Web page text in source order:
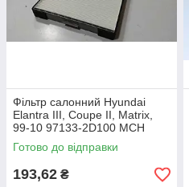
Фільтр салонний Hyundai
Elantra III, Coupe II, Matrix,
99-10 97133-2D100 MCH
autoast
Готово до відправки
193,62 ₴